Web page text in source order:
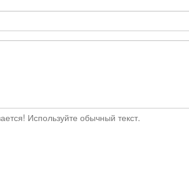
Используйте обычный текст.